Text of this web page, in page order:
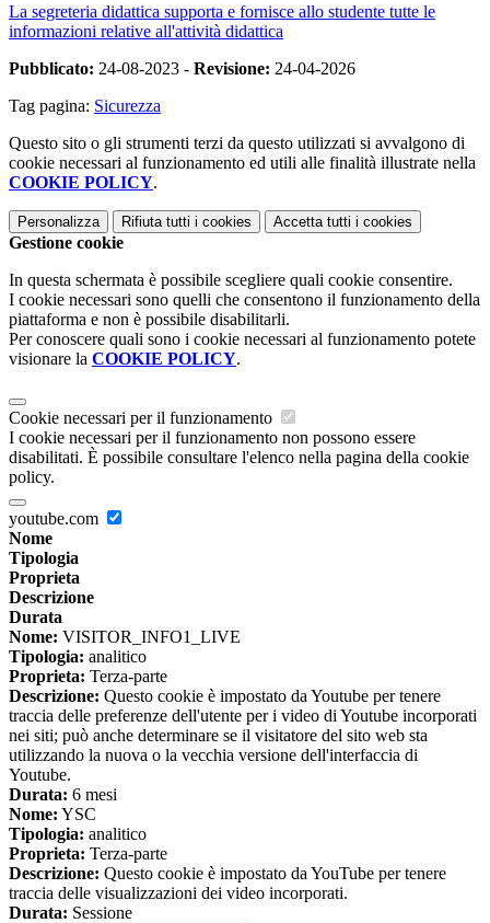
La segreteria didattica supporta e fornisce allo studente tutte le
informazioni relative all'attività didattica
Pubblicato: 24-08-2023 - Revisione: 24-04-2026
Tag pagina: Sicurezza
Questo sito o gli strumenti terzi da questo utilizzati si avvalgono di
cookie necessari al funzionamento ed utili alle finalità illustrate nella
COOKIE POLICY.
Personalizza Rifiuta tutti i cookies Accetta tutti i cookies
Gestione cookie
In questa schermata è possibile scegliere quali cookie consentire.
I cookie necessari sono quelli che consentono il funzionamento della
piattaforma e non è possibile disabilitarli.
Per conoscere quali sono i cookie necessari al funzionamento potete
visionare la COOKIE POLICY.
Cookie necessari per il funzionamento
I cookie necessari per il funzionamento non possono essere
disabilitati. È possibile consultare l'elenco nella pagina della cookie
policy.
youtube.com
Nome
Tipologia
Proprieta
Descrizione
Durata
Nome: VISITOR_INFO1_LIVE
Tipologia: analitico
Proprieta: Terza-parte
Descrizione: Questo cookie è impostato da Youtube per tenere
traccia delle preferenze dell'utente per i video di Youtube incorporati
nei siti; può anche determinare se il visitatore del sito web sta
utilizzando la nuova o la vecchia versione dell'interfaccia di
Youtube.
Durata: 6 mesi
Nome: YSC
Tipologia: analitico
Proprieta: Terza-parte
Descrizione: Questo cookie è impostato da YouTube per tenere
traccia delle visualizzazioni dei video incorporati.
Durata: Sessione